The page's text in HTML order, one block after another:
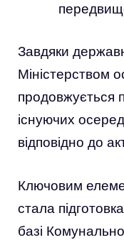
Завдяки
Міністерством
продовжується
існуючих
відповідно до
Ключовим
стала
базі